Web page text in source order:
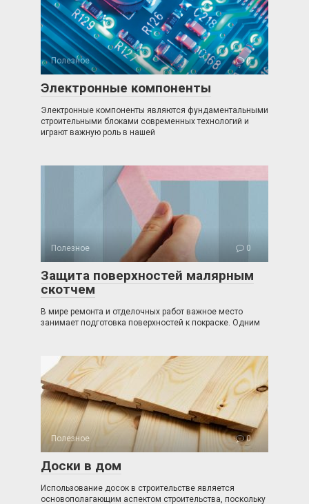
Полезное 0
Электронные компоненты
Электронные компоненты являются фундаментальными
строительными блоками современных технологий и
играют важную роль в нашей
Полезное 0
Защита поверхностей малярным
скотчем
В мире ремонта и отделочных работ важное место
занимает подготовка поверхностей к покраске. Одним
Полезное 0
Доски в дом
Использование досок в строительстве является
основополагающим аспектом строительства, поскольку